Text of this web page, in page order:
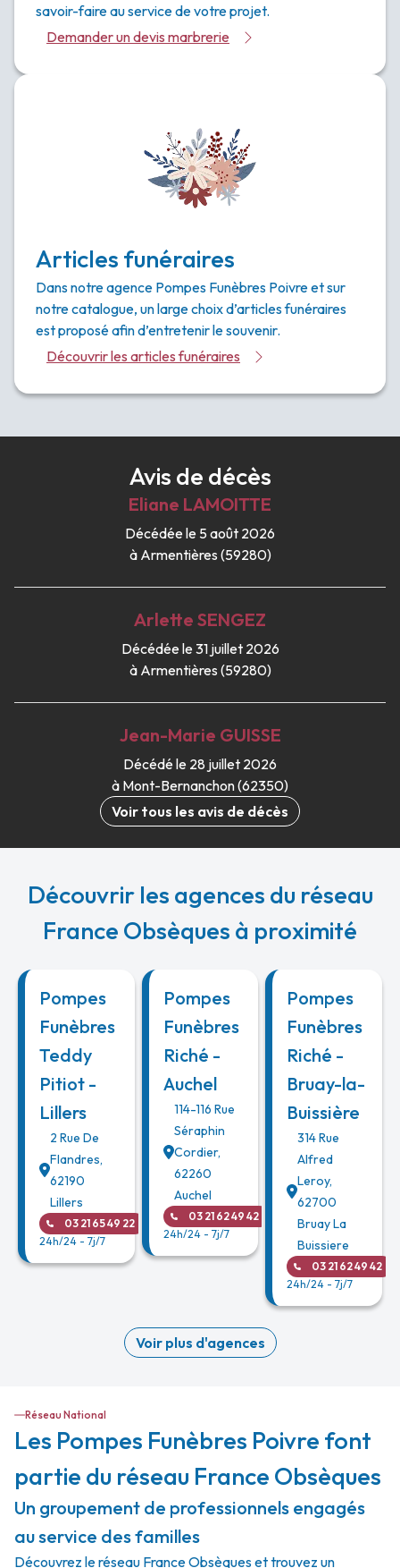
savoir-faire au service de votre projet.
Demander un devis marbrerie
Articles funéraires
Dans notre agence Pompes Funèbres Poivre et sur
notre catalogue, un large choix d’articles funéraires
est proposé afin d’entretenir le souvenir.
Découvrir les articles funéraires
Avis de décès
Eliane LAMOITTE
Décédée le 5 août 2026
à Armentières (59280)
Arlette SENGEZ
Décédée le 31 juillet 2026
à Armentières (59280)
Jean-Marie GUISSE
Décédé le 28 juillet 2026
à Mont-Bernanchon (62350)
Voir tous les avis de décès
Découvrir les agences du réseau
France Obsèques à proximité
Pompes
Funèbres
Teddy
Pitiot -
Lillers
2 Rue De
Flandres,
62190
Lillers
03 21 65 49 22
24h/24 - 7j/7
Pompes
Funèbres
Riché -
Auchel
114-116 Rue
Séraphin
Cordier,
62260
Auchel
03 21 62 49 42
24h/24 - 7j/7
Pompes
Funèbres
Riché -
Bruay-la-
Buissière
314 Rue
Alfred
Leroy,
62700
Bruay La
Buissiere
03 21 62 49 42
24h/24 - 7j/7
Voir plus d'agences
Réseau National
Les Pompes Funèbres Poivre font
partie du réseau France Obsèques
Un groupement de professionnels engagés
au service des familles
Découvrez le réseau France Obsèques et trouvez un